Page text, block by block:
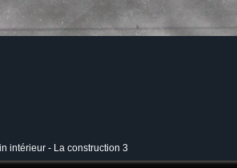
intérieur - La construction 3